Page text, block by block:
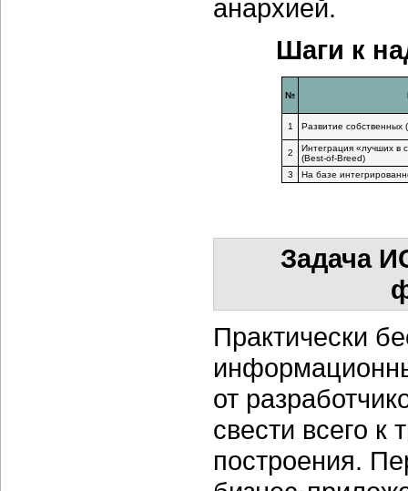
анархией.
Шаги к
№
1 Развитие собственных
2
Интеграция «лучших в
(Best-of-Breed)
3
На базе
Задача
Практически
от
свести всего к
построения.